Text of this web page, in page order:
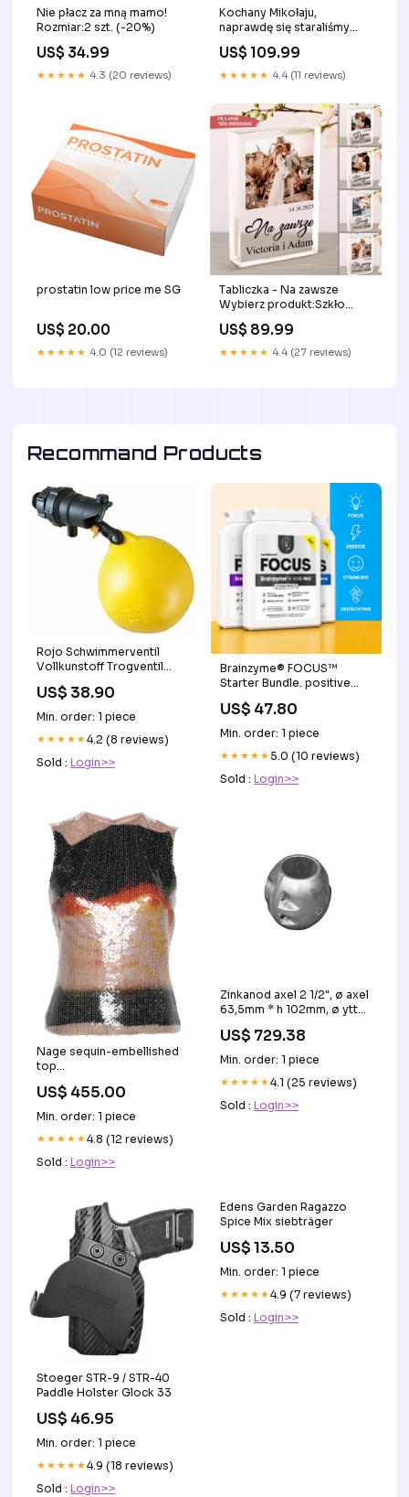
Nie płacz za mną mamo!
Rozmiar:2 szt. (-20%)
US$ 34.99
★★★★★ 4.3 (20 reviews)
Kochany Mikołaju,
naprawdę się staraliśmy
US$ 109.99
★★★★★ 4.4 (11 reviews)
prostatin low price me SG
US$ 20.00
★★★★★ 4.0 (12 reviews)
Tabliczka - Na zawsze
Wybierz produkt:Szkło
US$ 89.99
★★★★★ 4.4 (27 reviews)
Recommand Products
Rojo Schwimmerventil
Vollkunstoff Trogventil
US$ 38.90
Min. order: 1 piece
★★★★★4.2 (8 reviews)
Sold : Login>>
Brainzyme® FOCUS™
Starter Bundle. positive
US$ 47.80
Min. order: 1 piece
★★★★★5.0 (10 reviews)
Sold : Login>>
Nage sequin-embellished
top
US$ 455.00
Min. order: 1 piece
★★★★★4.8 (12 reviews)
Sold : Login>>
Zinkanod axel 2 1/2", ø axel
63,5mm * h 102mm, ø ytter
Diameter_22mm/0.86in
US$ 729.38
Min. order: 1 piece
★★★★★4.1 (25 reviews)
Sold : Login>>
Stoeger STR-9 / STR-40
Paddle Holster Glock 33
US$ 46.95
Min. order: 1 piece
★★★★★4.9 (18 reviews)
Sold : Login>>
Edens Garden Ragazzo
Spice Mix siebträger
US$ 13.50
Min. order: 1 piece
★★★★★4.9 (7 reviews)
Sold : Login>>